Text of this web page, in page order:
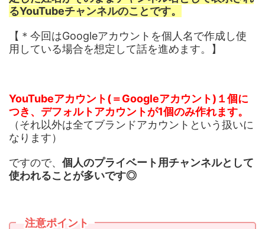
るYouTubeチャンネルのことです。
【＊今回はGoogleアカウントを個人名で作成し使
用している場合を想定して話を進めます。】
YouTubeアカウント(＝Googleアカウント)１個に
つき、デフォルトアカウントが1個のみ作れます。
（それ以外は全てブランドアカウントという扱いに
なります）
ですので、 個人のプライベート用チャンネルとして
使われることが多いです◎
注意ポイント